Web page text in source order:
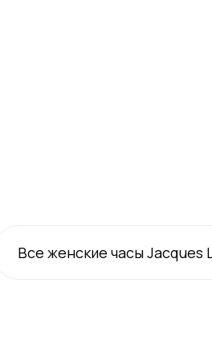
Всеженские часы Jacques